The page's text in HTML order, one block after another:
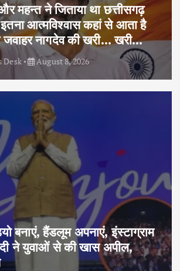
महन्त ने जिताया था छत्तीसगढ़
इतना आत्मविश्वास कहां से आता है
जवाहर नागदेव की खरी… खरी…
Desk August 8, 2026
बनाएं, हैंडलूम अपनाएं, इंस्टाग्राम
ने युवाओं से की खास अपील,